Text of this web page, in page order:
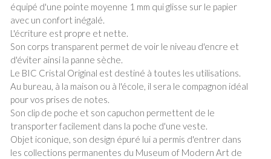
équipé d'une pointe moyenne 1 mm qui glisse sur le papier
avec un confort inégalé.
L'écriture est propre et nette.
Son corps transparent permet de voir le niveau d'encre et
d'éviter ainsi la panne sèche.
Le BIC Cristal Original est destiné à toutes les utilisations.
Au bureau, à la maison ou à l'école, il sera le compagnon idéal
pour vos prises de notes.
Son clip de poche et son capuchon permettent de le
transporter facilement dans la poche d'une veste.
Objet iconique, son design épuré lui a permis d'entrer dans
les collections permanentes du Museum of Modern Art de